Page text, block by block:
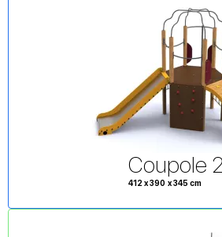
Coupole 2
412 x 390 x 345 cm